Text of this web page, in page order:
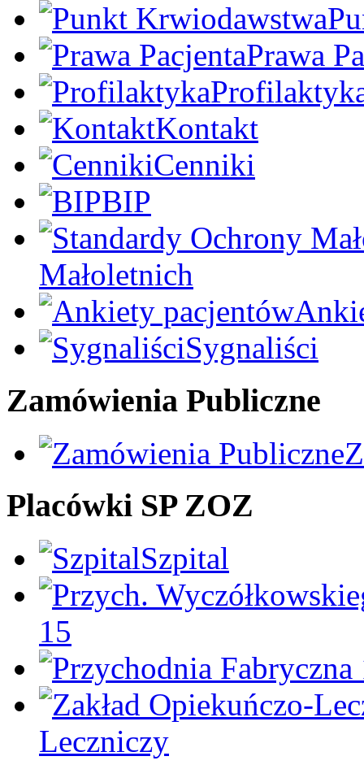
Prawa
Kontakt
Cenniki
BIP
Małoletnich
Sygnaliści
Zamówienia Publiczne
Placówki SP ZOZ
Szpital
15
Leczniczy